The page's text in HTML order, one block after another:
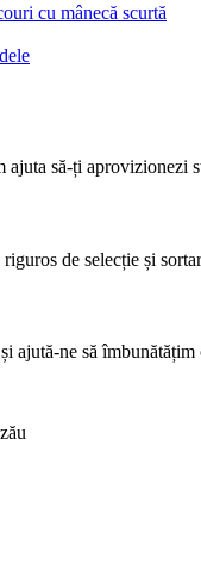
cu mânecă scurtă
ajuta să-ți aprovizionezi
de selecție și
ajută-ne să